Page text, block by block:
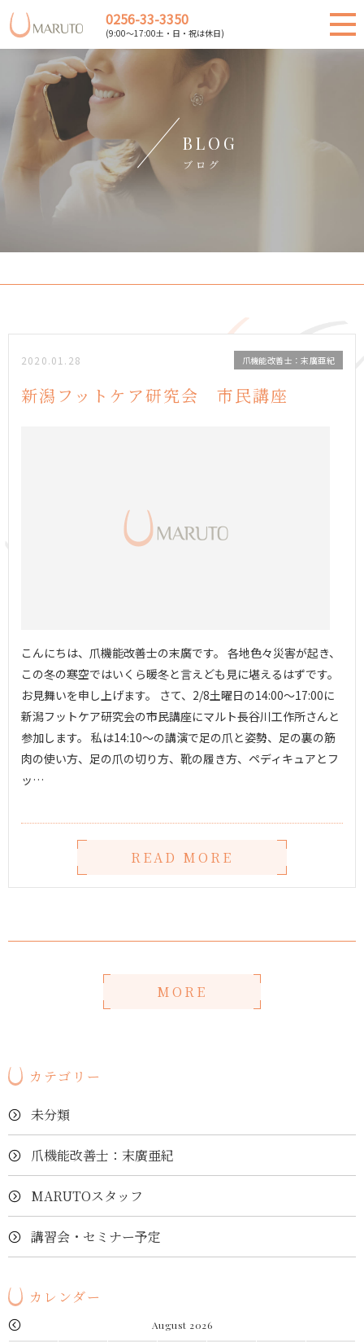
0256-33-3350
(9:00～17:00土・日・祝は休日)
BLOG
ブログ
2020.01.28 爪機能改善士：末廣亜紀
新潟フットケア研究会 市民講座
こんにちは、爪機能改善士の末廣です。 各地色々災害が起き、
この冬の寒空ではいくら暖冬と言えども見に堪えるはずです。
お見舞いを申し上げます。 さて、2/8土曜日の14:00〜17:00に
新潟フットケア研究会の市民講座にマルト長谷川工作所さんと
参加します。 私は14:10〜の講演で足の爪と姿勢、足の裏の筋
肉の使い方、足の爪の切り方、靴の履き方、ペディキュアとフ
ッ…
READ MORE
MORE
カテゴリー
未分類
爪機能改善士：末廣亜紀
MARUTOスタッフ
講習会・セミナー予定
カレンダー
August 2026